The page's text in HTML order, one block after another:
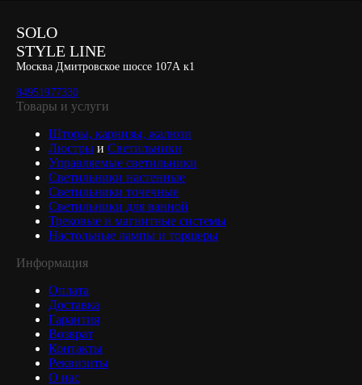
SOLO
STYLE LINE
Москва Дмитровское шоссе 107А к1
84951977330
Товары и услуги
Шторы, карнизы, жалюзи
Люстры и Светильники
Управляемые светильники
Светильники настенные
Светильники точечные
Светильники для ванной
Трековые и магнитные системы
Настольные лампы и торшеры
Информация
Оплата
Доставка
Гарантия
Возврат
Контакты
Реквизиты
О нас